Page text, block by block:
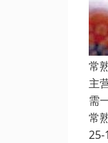
常
主
需
常
25-